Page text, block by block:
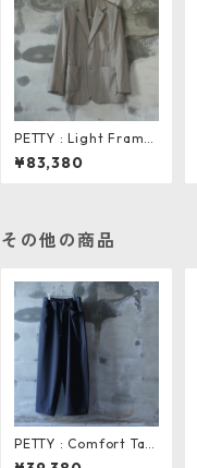
PETTY : Light Frame
Tailored Jacket
¥83,380
その他の商品
PETTY : Comfort Tap
ered Pants